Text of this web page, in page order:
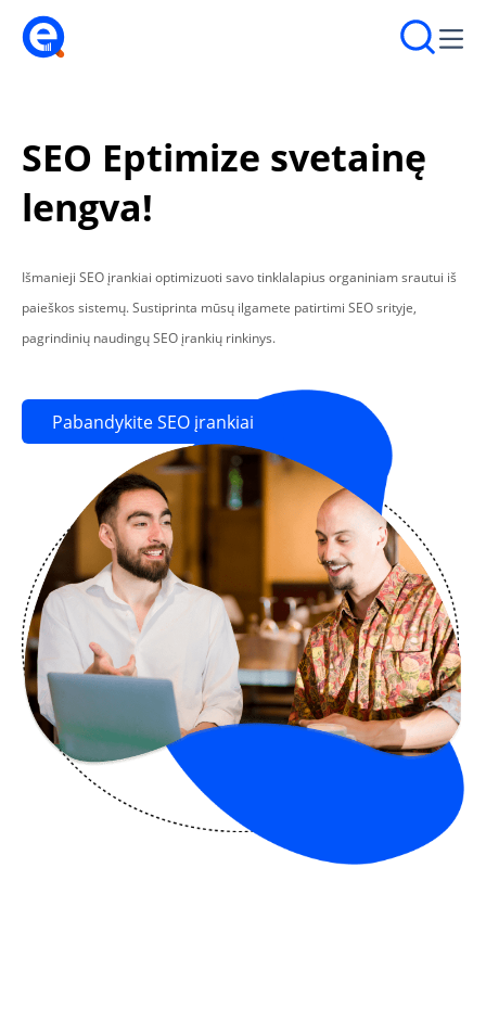
SEO Eptimize svetainę
lengva!
Išmanieji SEO įrankiai optimizuoti savo tinklalapius organiniam srautui iš
paieškos sistemų. Sustiprinta mūsų ilgamete patirtimi SEO srityje,
pagrindinių naudingų SEO įrankių rinkinys.
Pabandykite SEO įrankiai